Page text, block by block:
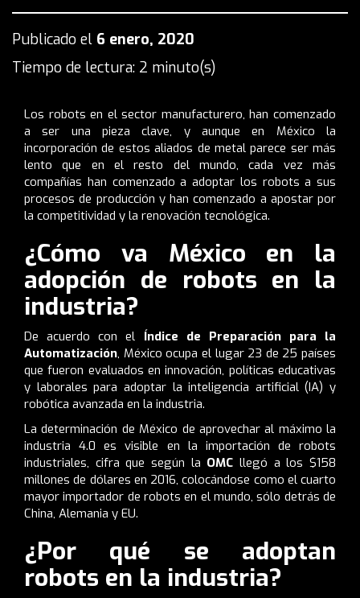
Publicado el 6 enero, 2020
Tiempo de lectura: 2 minuto(s)
Los robots en el sector manufacturero, han comenzado
a ser una pieza clave, y aunque en México la
incorporación de estos aliados de metal parece ser más
lento que en el resto del mundo, cada vez más
compañías han comenzado a adoptar los robots a sus
procesos de producción y han comenzado a apostar por
la competitividad y la renovación tecnológica.
¿Cómo va México en la
adopción de robots en la
industria?
De acuerdo con el Índice de Preparación para la
Automatización, México ocupa el lugar 23 de 25 países
que fueron evaluados en innovación, políticas educativas
y laborales para adoptar la inteligencia artificial (IA) y
robótica avanzada en la industria.
La determinación de México de aprovechar al máximo la
industria 4.0 es visible en la importación de robots
industriales, cifra que según la OMC llegó a los $158
millones de dólares en 2016, colocándose como el cuarto
mayor importador de robots en el mundo, sólo detrás de
China, Alemania y EU.
¿Por qué se adoptan
robots en la industria?